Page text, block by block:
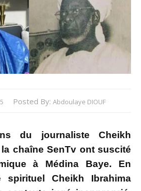
Posted By: Abdoulaye DIOUF
du journaliste Cheikh
chaîne SenTv ont suscité
à Médina Baye. En
Cheikh Ibrahima